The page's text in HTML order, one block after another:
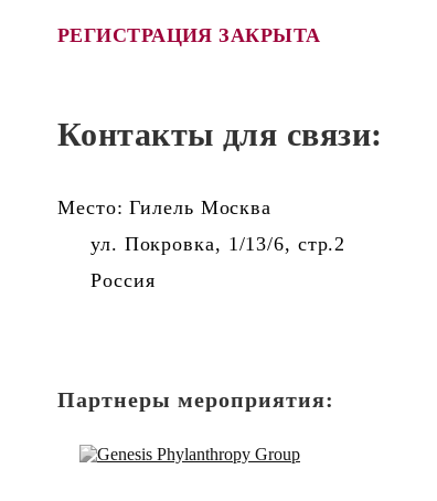
РЕГИСТРАЦИЯ ЗАКРЫТА
Контакты для связи:
Место: Гилель Москва
ул. Покровка, 1/13/6, стр.2
Россия
Партнеры мероприятия: